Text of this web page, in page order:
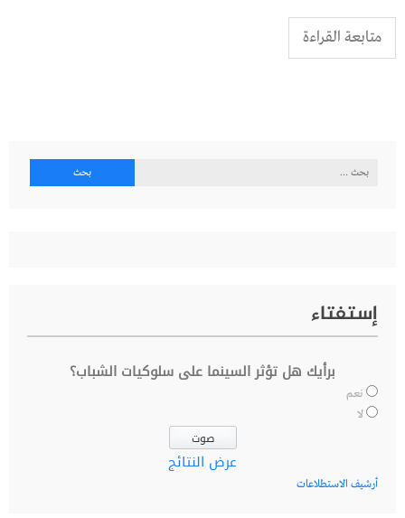
متابعة القراءة
البحث
إستفتاء
برأيك هل تؤثر السينما على سلوكيات الشباب؟
نعم
لا
عرض النتائج
أرشيف الاستطلاعات